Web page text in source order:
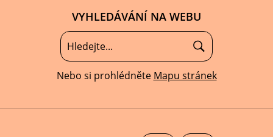
VYHLEDÁVÁNÍ NA WEBU
Nebo si prohlédněte Mapu stránek